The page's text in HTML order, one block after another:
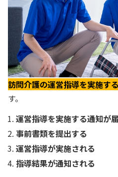
訪問介護の運営指導を実施す
す。
運営指導を実施する通知が
事前書類を提出する
運営指導が実施される
指導結果が通知される